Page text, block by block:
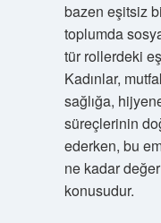
bazen eşitsiz
toplumda
tür rollerdeki
Kadınlar,
sağlığa,
süreçlerinin
ederken, bu
ne kadar
konusudur.